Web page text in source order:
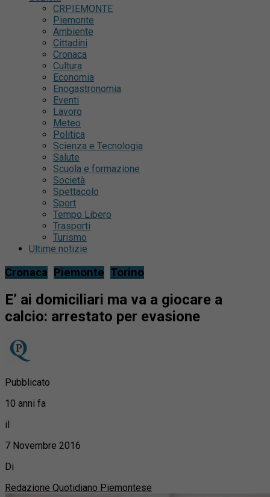
CRPIEMONTE
Piemonte
Ambiente
Cittadini
Cronaca
Cultura
Economia
Enogastronomia
Eventi
Lavoro
Meteo
Politica
Scienza e Tecnologia
Salute
Scuola e formazione
Società
Spettacolo
Sport
Tempo Libero
Trasporti
Turismo
Ultime notizie
Cronaca Piemonte Torino
E’ ai domiciliari ma va a giocare a
calcio: arrestato per evasione
Pubblicato
10 anni fa
il
7 Novembre 2016
Di
Redazione Quotidiano Piemontese